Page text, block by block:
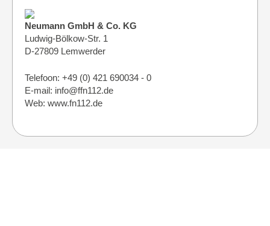
Neumann GmbH & Co. KG
Ludwig-Bölkow-Str. 1
D-27809 Lemwerder
Telefoon: +49 (0) 421 690034 - 0
E-mail: info@ffn112.de
Web: www.fn112.de